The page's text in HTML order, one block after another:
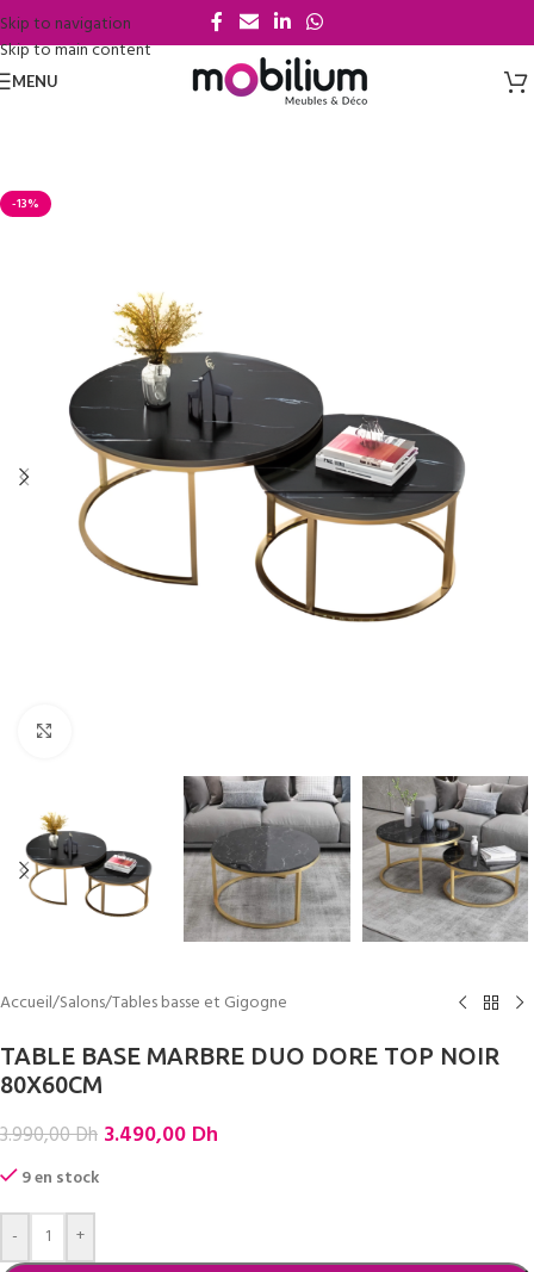
Skip to navigation
Skip to main content
MENU
-13%
Accueil/Salons/Tables basse et Gigogne
TABLE BASE MARBRE DUO DORE TOP NOIR
80X60CM
3.990,00Dh 3.490,00 Dh
9 en stock
- +